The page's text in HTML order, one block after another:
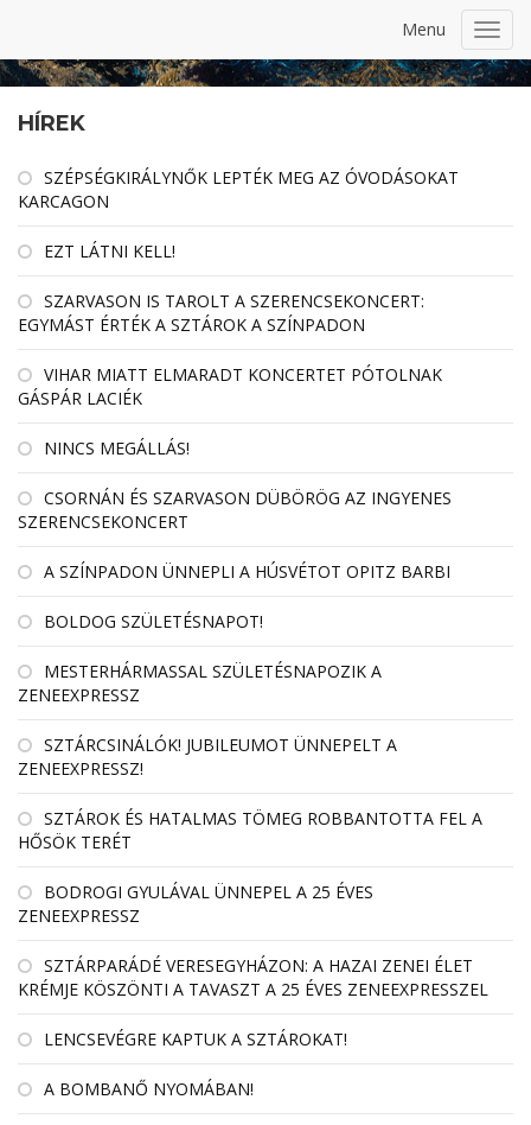
Menu
HÍREK
SZÉPSÉGKIRÁLYNŐK LEPTÉK MEG AZ ÓVODÁSOKAT
KARCAGON
EZT LÁTNI KELL!
SZARVASON IS TAROLT A SZERENCSEKONCERT:
EGYMÁST ÉRTÉK A SZTÁROK A SZÍNPADON
VIHAR MIATT ELMARADT KONCERTET PÓTOLNAK
GÁSPÁR LACIÉK
NINCS MEGÁLLÁS!
CSORNÁN ÉS SZARVASON DÜBÖRÖG AZ INGYENES
SZERENCSEKONCERT
A SZÍNPADON ÜNNEPLI A HÚSVÉTOT OPITZ BARBI
BOLDOG SZÜLETÉSNAPOT!
MESTERHÁRMASSAL SZÜLETÉSNAPOZIK A
ZENEEXPRESSZ
SZTÁRCSINÁLÓK! JUBILEUMOT ÜNNEPELT A
ZENEEXPRESSZ!
SZTÁROK ÉS HATALMAS TÖMEG ROBBANTOTTA FEL A
HŐSÖK TERÉT
BODROGI GYULÁVAL ÜNNEPEL A 25 ÉVES
ZENEEXPRESSZ
SZTÁRPARÁDÉ VERESEGYHÁZON: A HAZAI ZENEI ÉLET
KRÉMJE KÖSZÖNTI A TAVASZT A 25 ÉVES ZENEEXPRESSZEL
LENCSEVÉGRE KAPTUK A SZTÁROKAT!
A BOMBANŐ NYOMÁBAN!